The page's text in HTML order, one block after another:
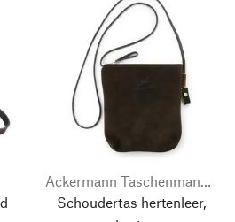
Ackermann Taschenmanufaktur
Schoudertas hertenleer,